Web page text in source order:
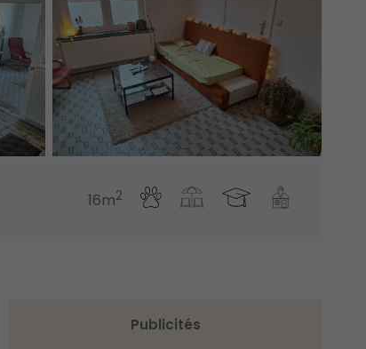
16m2
Publicités